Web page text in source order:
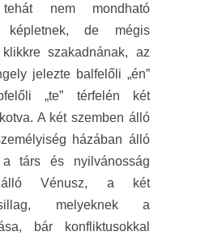
tehát nem mondható
képletnek, de mégis
szakadnának, az
jelezte balfelőli „én”
„te” térfelén két
A két szemben álló
házában álló
társ és nyilvánosság
álló Vénusz, a két
melyeknek a
bár konfliktusokkal